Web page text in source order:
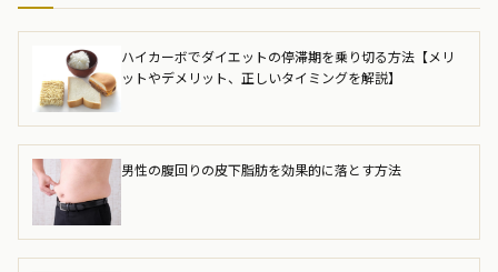
ハイカーボでダイエットの停滞期を乗り切る方法【メリ
ットやデメリット、正しいタイミングを解説】
男性の腹回りの皮下脂肪を効果的に落とす方法